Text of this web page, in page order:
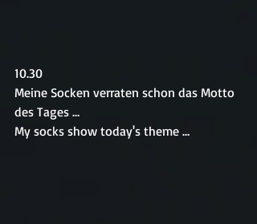
10.30
Meine Socken verraten schon das Motto
des Tages …
My socks show today's theme …